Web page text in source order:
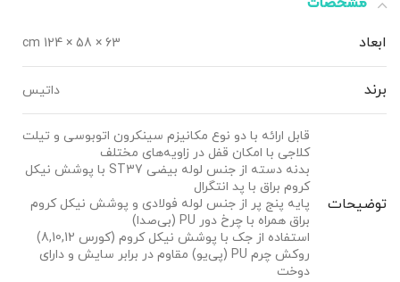
ابعاد 63 × 58 × 124 cm
برند داتیس
توضیحات
قابل ارائه با دو نوع مکانیزم سینکرون اتوبوسی و تیلت
کلاجی با امکان قفل در زاویه‌های مختلف
بدنه دسته از جنس لوله بیضی ST37 با پوشش نیکل
کروم براق با پد انتگرال
پایه پنج پر از جنس لوله فولادی و پوشش نیکل کروم
براق همراه با چرخ دور PU (بی‌صدا)
استفاده از جک با پوشش نیکل کروم (کورس 8,10,12)
روکش چرم PU (پی‌یو) مقاوم در برابر سایش و دارای
دوخت